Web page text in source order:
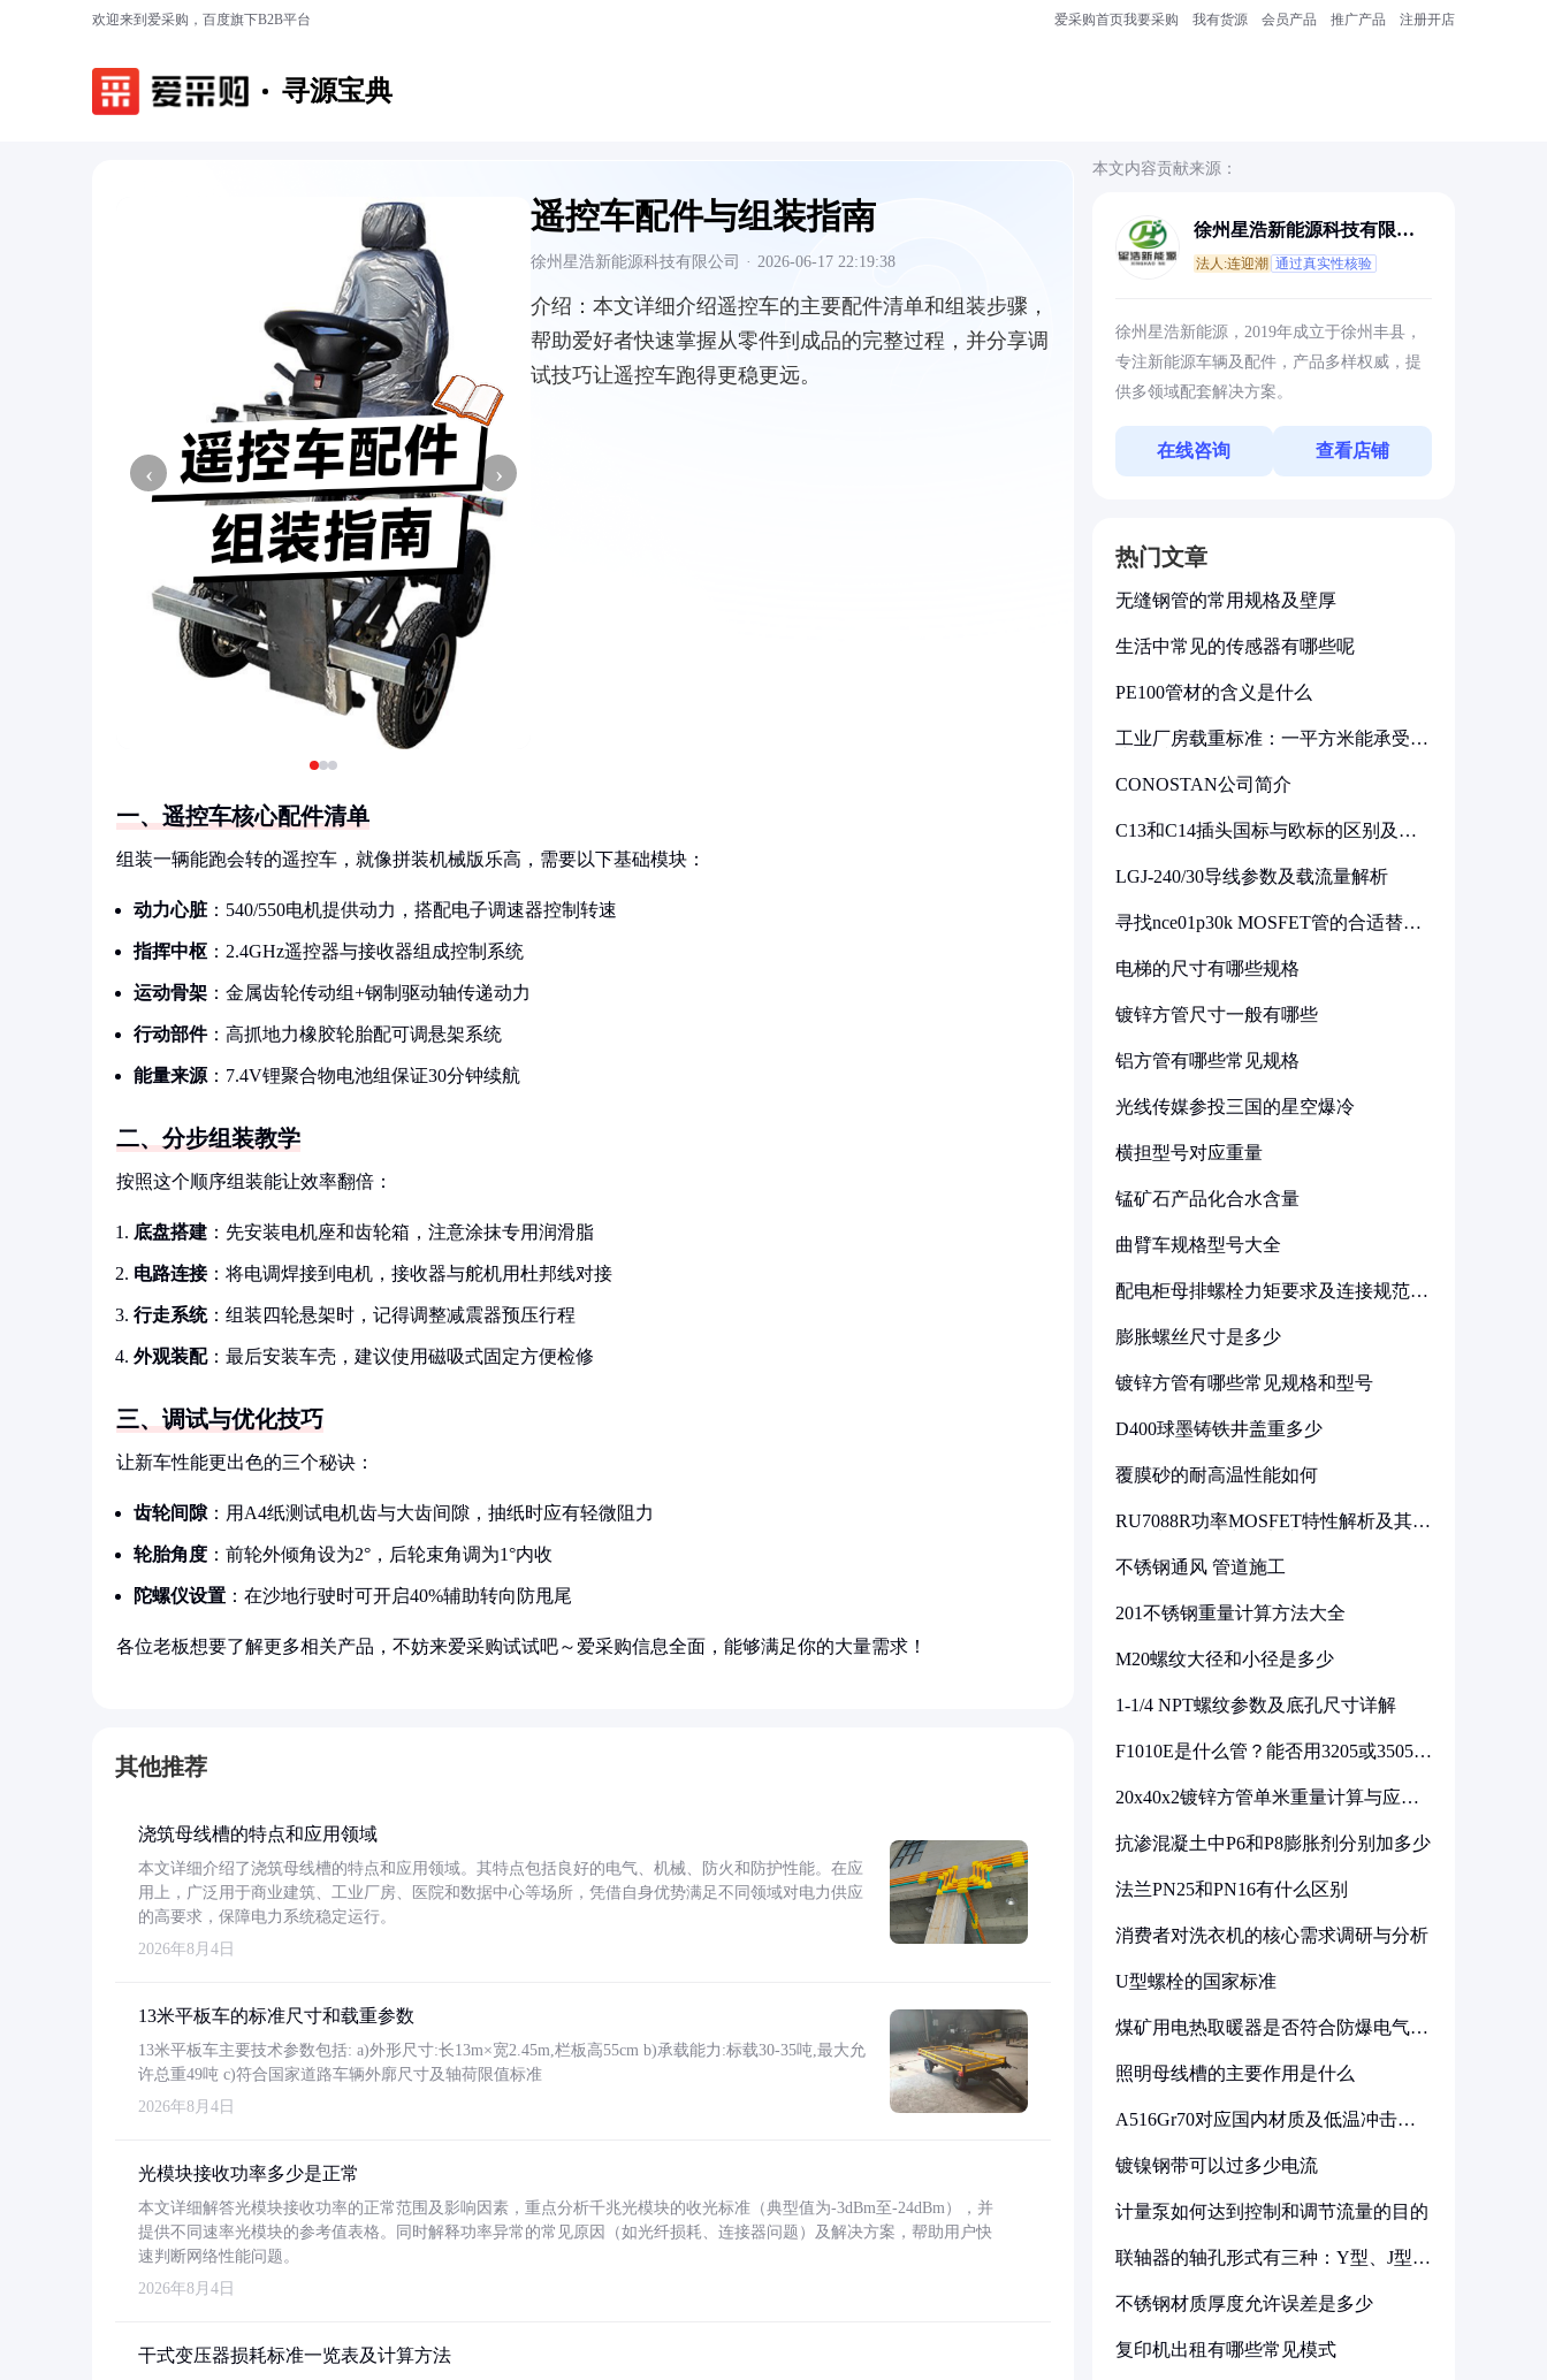
欢迎来到爱采购，百度旗下B2B平台 爱采购首页我要采购 我有货源 会员产品 推广产品 注册开店
寻源宝典
‹ ›
遥控车配件与组装指南
徐州星浩新能源科技有限公司 · 2026-06-17 22:19:38
介绍： 本文详细介绍遥控车的主要配件清单和组装步骤，
帮助爱好者快速掌握从零件到成品的完整过程，并分享调
试技巧让遥控车跑得更稳更远。
一、遥控车核心配件清单
组装一辆能跑会转的遥控车，就像拼装机械版乐高，需要以下基础模块：
动力心脏：540/550电机提供动力，搭配电子调速器控制转速
指挥中枢 ：2.4GHz遥控器与接收器组成控制系统
运动骨架 ：金属齿轮传动组+钢制驱动轴传递动力
行动部件：高抓地力橡胶轮胎配可调悬架系统
能量来源 ：7.4V锂聚合物电池组保证30分钟续航
二、分步组装教学
按照这个顺序组装能让效率翻倍：
底盘搭建 ：先安装电机座和齿轮箱，注意涂抹专用润滑脂
电路连接：将电调焊接到电机，接收器与舵机用杜邦线对接
行走系统：组装四轮悬架时，记得调整减震器预压行程
外观装配：最后安装车壳，建议使用磁吸式固定方便检修
三、调试与优化技巧
让新车性能更出色的三个秘诀：
齿轮间隙：用A4纸测试电机齿与大齿间隙，抽纸时应有轻微阻力
轮胎角度 ：前轮外倾角设为2°，后轮束角调为1°内收
陀螺仪设置 ：在沙地行驶时可开启40%辅助转向防甩尾
各位老板想要了解更多相关产品，不妨来爱采购试试吧～爱采购信息全面，能够满足你的大量需求！
其他推荐
浇筑母线槽的特点和应用领域
本文详细介绍了浇筑母线槽的特点和应用领域。其特点包括良好的电气、机械、防火和防护性能。在应
用上，广泛用于商业建筑、工业厂房、医院和数据中心等场所，凭借自身优势满足不同领域对电力供应
的高要求，保障电力系统稳定运行。
2026年8月4日
13米平板车的标准尺寸和载重参数
13米平板车主要技术参数包括: a)外形尺寸:长13m×宽2.45m,栏板高55cm b)承载能力:标载30-35吨,最大允
许总重49吨 c)符合国家道路车辆外廓尺寸及轴荷限值标准
2026年8月4日
光模块接收功率多少是正常
本文详细解答光模块接收功率的正常范围及影响因素，重点分析千兆光模块的收光标准（典型值为-3dBm至-24dBm），并
提供不同速率光模块的参考值表格。同时解释功率异常的常见原因（如光纤损耗、连接器问题）及解决方案，帮助用户快
速判断网络性能问题。
2026年8月4日
干式变压器损耗标准一览表及计算方法
本文内容贡献来源：
徐州星浩新能源科技有限公
法人:连迎潮 通过真实性核验
徐州星浩新能源，2019年成立于徐州丰县，
专注新能源车辆及配件，产品多样权威，提
供多领域配套解决方案。
在线咨询 查看店铺
热门文章
无缝钢管的常用规格及壁厚
生活中常见的传感器有哪些呢
PE100管材的含义是什么
工业厂房载重标准：一平方米能承受多
CONOSTAN公司简介
C13和C14插头国标与欧标的区别及其
LGJ-240/30导线参数及载流量解析
寻找nce01p30k MOSFET管的合适替代
电梯的尺寸有哪些规格
镀锌方管尺寸一般有哪些
铝方管有哪些常见规格
光线传媒参投三国的星空爆冷
横担型号对应重量
锰矿石产品化合水含量
曲臂车规格型号大全
配电柜母排螺栓力矩要求及连接规范详
膨胀螺丝尺寸是多少
镀锌方管有哪些常见规格和型号
D400球墨铸铁井盖重多少
覆膜砂的耐高温性能如何
RU7088R功率MOSFET特性解析及其在
不锈钢通风 管道施工
201不锈钢重量计算方法大全
M20螺纹大径和小径是多少
1-1/4 NPT螺纹参数及底孔尺寸详解
F1010E是什么管？能否用3205或3505代
20x40x2镀锌方管单米重量计算与应用
抗渗混凝土中P6和P8膨胀剂分别加多少
法兰PN25和PN16有什么区别
消费者对洗衣机的核心需求调研与分析
U型螺栓的国家标准
煤矿用电热取暖器是否符合防爆电气设
照明母线槽的主要作用是什么
A516Gr70对应国内材质及低温冲击要
镀镍钢带可以过多少电流
计量泵如何达到控制和调节流量的目的
联轴器的轴孔形式有三种：Y型、J型、
不锈钢材质厚度允许误差是多少
复印机出租有哪些常见模式